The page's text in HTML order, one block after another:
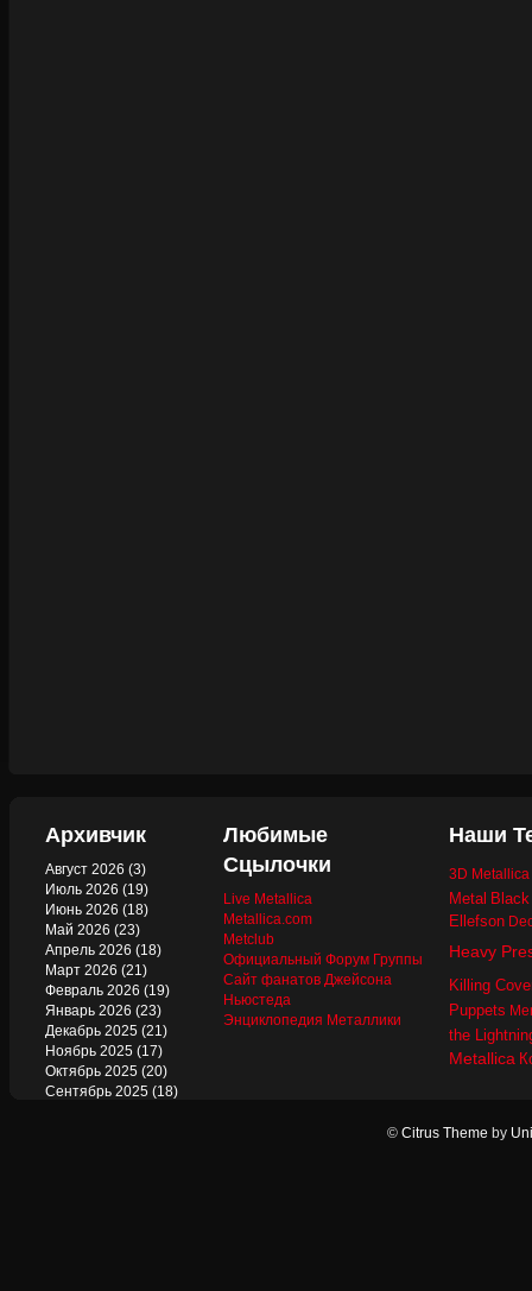
Архивчик
Август 2026 (3)
Июль 2026 (19)
Июнь 2026 (18)
Май 2026 (23)
Апрель 2026 (18)
Март 2026 (21)
Февраль 2026 (19)
Январь 2026 (23)
Декабрь 2025 (21)
Ноябрь 2025 (17)
Октябрь 2025 (20)
Сентябрь 2025 (18)
Любимые
Сцылочки
Live Metallica
Metallica.com
Metclub
Официальный Форум Группы
Сайт фанатов Джейсона
Ньюстеда
Энциклопедия Металлики
Наши
3D
Metal
Ellefson
Heavy
Killing
Puppets
the
Metallica
© Citrus Theme by